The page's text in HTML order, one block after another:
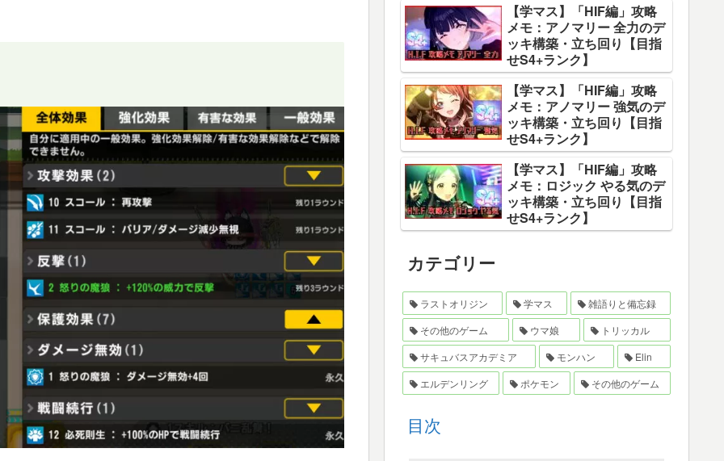
【学マス】「HIF編」攻略
メモ：アノマリー 全力のデ
ッキ構築・立ち回り【目指
せS4+ランク】
【学マス】「HIF編」攻略
メモ：アノマリー 強気のデ
ッキ構築・立ち回り【目指
せS4+ランク】
【学マス】「HIF編」攻略
メモ：ロジック やる気のデ
ッキ構築・立ち回り【目指
せS4+ランク】
カテゴリー
ラストオリジン 学マス
雑語りと備忘録
その他のゲーム
ウマ娘
トリッカル
サキュバスアカデミア
モンハン
Elin
エルデンリング
ポケモン その他のゲーム
目次